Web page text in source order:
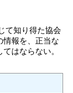
て知り得た協会
情報を、正当な
はならない。